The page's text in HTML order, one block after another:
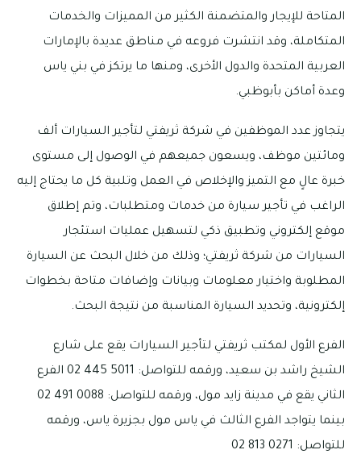
المتاحة للإيجار والمتضمنة الكثير من المميزات والخدمات
المتكاملة، وقد انتشرت فروعه في مناطق عديدة بالإمارات
العربية المتحدة والدول الأخرى، ومنها ما يرتكز في بني ياس
وعدة أماكن بأبوظبي.
يتجاوز عدد الموظفين في شركة ثريفتي لتأجير السيارات ألف
ومائتين موظف، ويسعون جميعهم في الوصول إلى مستوى
خبرة عالٍ مع التميز والإخلاص في العمل وتلبية كل ما يحتاج إليه
الراغب في تأجير سيارة من خدمات ومتطلبات، وتم إطلاق
موقع إلكتروني وتطبيق ذكي لتسهيل عمليات استئجار
السيارات من شركة ثريفتي؛ وذلك من خلال البحث عن السيارة
المطلوبة واختيار معلومات وبيانات وإضافات متاحة بخطوات
إلكترونية، وتحديد السيارة المناسبة من نتيجة البحث.
الفرع الأول لمكتب ثريفتي لتأجير السيارات يقع على شارع
الشيخ راشد بن سعيد، ورقمه للتواصل: 5011 445 02 الفرع
الثاني يقع في مدينة زايد مول، ورقمه للتواصل: 0088 491 02
بينما يتواجد الفرع الثالث في ياس مول بجزيرة ياس، ورقمه
للتواصل: 0271 813 02